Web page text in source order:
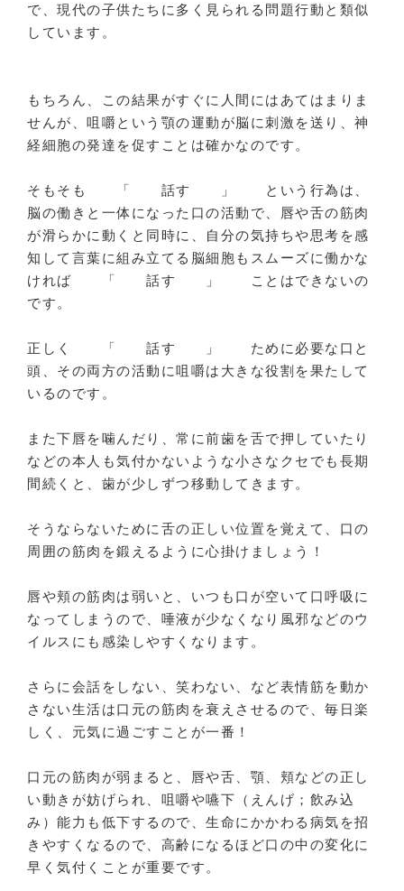
で、現代の子供たちに多く見られる問題行動と類似
しています。
もちろん、この結果がすぐに人間にはあてはまりま
せんが、咀嚼という顎の運動が脳に刺激を送り、神
経細胞の発達を促すことは確かなのです。
そもそも 「 話す 」 という行為は、
脳の働きと一体になった口の活動で、唇や舌の筋肉
が滑らかに動くと同時に、自分の気持ちや思考を感
知して言葉に組み立てる脳細胞もスムーズに働かな
ければ 「 話す 」 ことはできないの
です。
正しく 「 話す 」 ために必要な口と
頭、その両方の活動に咀嚼は大きな役割を果たして
いるのです。
また下唇を噛んだり、常に前歯を舌で押していたり
などの本人も気付かないような小さなクセでも長期
間続くと、歯が少しずつ移動してきます。
そうならないために舌の正しい位置を覚えて、口の
周囲の筋肉を鍛えるように心掛けましょう！
唇や頬の筋肉は弱いと、いつも口が空いて口呼吸に
なってしまうので、唾液が少なくなり風邪などのウ
イルスにも感染しやすくなります。
さらに会話をしない、笑わない、など表情筋を動か
さない生活は口元の筋肉を衰えさせるので、毎日楽
しく、元気に過ごすことが一番！
口元の筋肉が弱まると、唇や舌、顎、頬などの正し
い動きが妨げられ、咀嚼や嚥下（えんげ；飲み込
み）能力も低下するので、生命にかかわる病気を招
きやすくなるので、高齢になるほど口の中の変化に
早く気付くことが重要です。